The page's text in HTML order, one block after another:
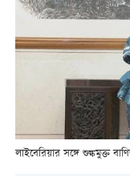
লাইবেরিয়ার সঙ্গে শুল্কমুক্ত